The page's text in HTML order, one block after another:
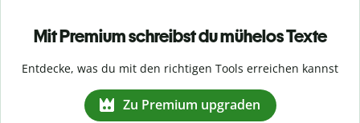
Mit Premium schreibst du mühelos Texte
Entdecke, was du mit den richtigen Tools erreichen kannst
Zu Premium upgraden